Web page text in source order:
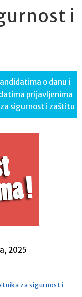
i
o danu i
prijavljenima
sigurnost i zaštitu
2025
za sigurnost i